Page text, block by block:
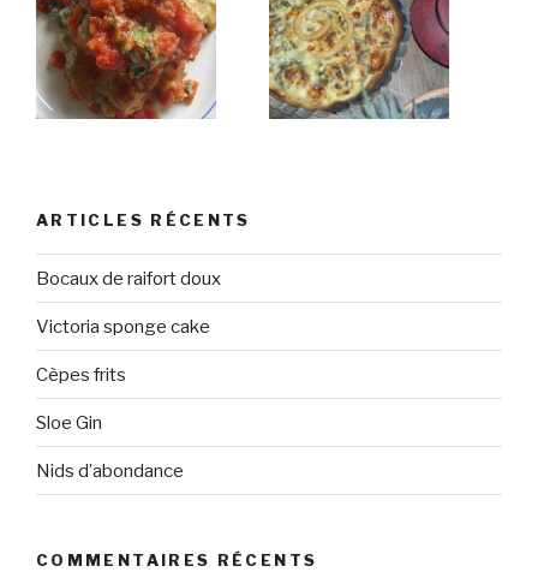
ARTICLES RÉCENTS
Bocaux de raifort doux
Victoria sponge cake
Cèpes frits
Sloe Gin
Nids d’abondance
COMMENTAIRES RÉCENTS